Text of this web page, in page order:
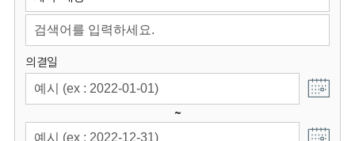
회
의결일
~